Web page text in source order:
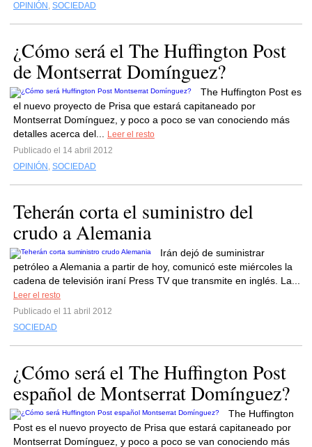
OPINIÓN , SOCIEDAD
¿Cómo será el The Huffington Post
de Montserrat Domínguez?
The Huffington Post es
el nuevo proyecto de Prisa que estará capitaneado por
Montserrat Domínguez, y poco a poco se van conociendo más
detalles acerca del...
Leer el resto
Publicado el 14 abril 2012
OPINIÓN , SOCIEDAD
Teherán corta el suministro del
crudo a Alemania
Irán dejó de suministrar
petróleo a Alemania a partir de hoy, comunicó este miércoles la
cadena de televisión iraní Press TV que transmite en inglés. La...
Leer el resto
Publicado el 11 abril 2012
SOCIEDAD
¿Cómo será el The Huffington Post
español de Montserrat Domínguez?
The Huffington
Post es el nuevo proyecto de Prisa que estará capitaneado por
Montserrat Domínguez, y poco a poco se van conociendo más